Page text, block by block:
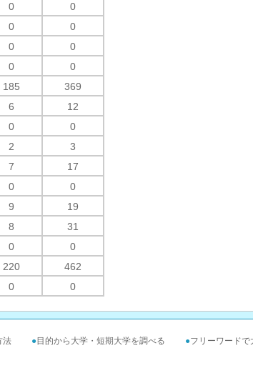
0
0
0
0
0
0
0 0
185
369
6
12
0
0
2
3
7 17
0
0
9
19
8
31
0
0
220
462
0 0
法 ●目的から大学・短期大学を調べる ●フリーワード